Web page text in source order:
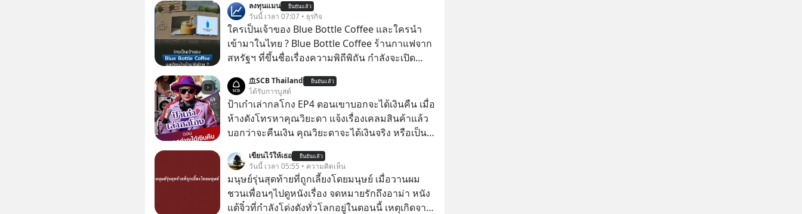
ลงทุนแมน ยืนยันแล้ว
วันนี้ เวลา 07:07 • ธุรกิจ
ใครเป็นเจ้าของ Blue Bottle Coffee และใครนำ
เข้ามาในไทย ? Blue Bottle Coffee ร้านกาแฟจาก
สหรัฐฯ ที่ขึ้นชื่อเรื่องความพิถีพิถัน กำลังจะเปิด
SCB Thailand ยืนยันแล้ว
ได้รับการบูสต์
ป้าเก๋าเล่ากลโกง EP4 ตอนเขาบอกจะได้เงินคืน เมื่อ
ห้างดังโทรหาคุณวิยะดา แจ้งเรื่องเคลมสินค้าแล้ว
บอกว่าจะคืนเงิน คุณวิยะดาจะได้เงินจริง หรือเป็น
ตอน “เขาบอกว่าจะได้เงินคืน” #ป้าเก๋าเล่ากลโกง
#แก้เกมกลโกง #อยู่อย่างยั่งยืน #Cybersecurity
#เตือนภัยออนไลน์
เขียนไว้ให้เธอ ยืนยันแล้ว
วันนี้ เวลา 05:55 • ความคิดเห็น
มนุษย์รุ่นสุดท้ายที่ถูกเลี้ยงโดยมนุษย์ เมื่อวานผม
ชวนเพื่อนๆไปดูหนังเรื่อง จดหมายรักถึงอาม่า หนัง
แต้จิ๋วที่กำลังโด่งดังทั่วโลกอยู่ในตอนนี้ เหตุเกิดจาก